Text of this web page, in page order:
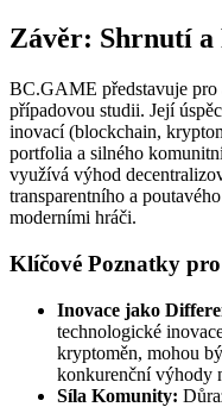
Závěr: Shrnutí
BC.GAME představuje
případovou studii. Její
inovací (blockchain,
portfolia a silného
využívá výhod
transparentního a
moderními hráči.
Klíčové Poznatky
Inovace jako
technologické
kryptoměn, mohou
konkurenční výhody
Síla Komunity: